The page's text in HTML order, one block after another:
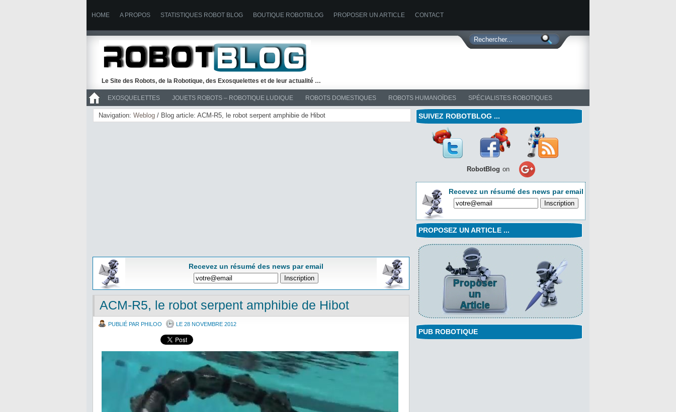
HOME A PROPOS STATISTIQUES ROBOT BLOG BOUTIQUE ROBOTBLOG PROPOSER UN ARTICLE CONTACT
Le Site des Robots, de la Robotique, des Exosquelettes et de leur actualité …
EXOSQUELETTES JOUETS ROBOTS – ROBOTIQUE LUDIQUE ROBOTS DOMESTIQUES ROBOTS HUMANOÏDES SPÉCIALISTES ROBOTIQUES
>> ROBOTS
Navigation: Weblog / Blog article: ACM-R5, le robot serpent amphibie de Hibot
Recevez un résumé des news par email
ACM-R5, le robot serpent amphibie de Hibot
PUBLIÉ PAR PHILOO LE 28 NOVEMBRE 2012
SUIVEZ ROBOTBLOG ...
RobotBlog on
Recevez un résumé des news par email
PROPOSEZ UN ARTICLE ...
PUB ROBOTIQUE